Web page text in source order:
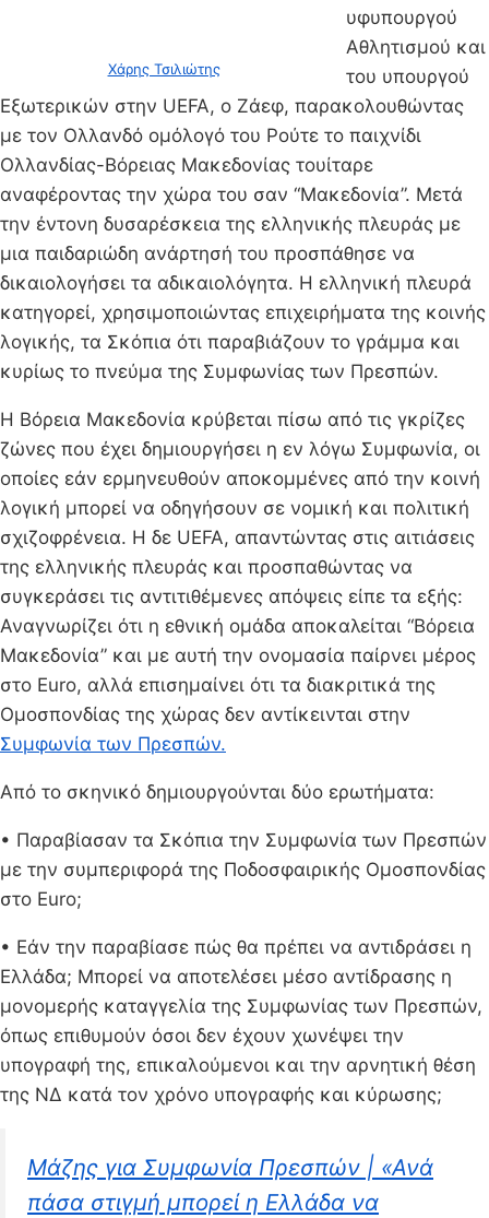
Χάρης Τσιλιώτης
υφυπουργού
Αθλητισμού και
του υπουργού
Εξωτερικών στην UEFA, ο Ζάεφ, παρακολουθώντας
με τον Ολλανδό ομόλογό του Ρούτε το παιχνίδι
Ολλανδίας-Βόρειας Μακεδονίας τουίταρε
αναφέροντας την χώρα του σαν “Μακεδονία”. Μετά
την έντονη δυσαρέσκεια της ελληνικής πλευράς με
μια παιδαριώδη ανάρτησή του προσπάθησε να
δικαιολογήσει τα αδικαιολόγητα. Η ελληνική πλευρά
κατηγορεί, χρησιμοποιώντας επιχειρήματα της κοινής
λογικής, τα Σκόπια ότι παραβιάζουν το γράμμα και
κυρίως το πνεύμα της Συμφωνίας των Πρεσπών.
Η Βόρεια Μακεδονία κρύβεται πίσω από τις γκρίζες
ζώνες που έχει δημιουργήσει η εν λόγω Συμφωνία, οι
οποίες εάν ερμηνευθούν αποκομμένες από την κοινή
λογική μπορεί να οδηγήσουν σε νομική και πολιτική
σχιζοφρένεια. Η δε UEFA, απαντώντας στις αιτιάσεις
της ελληνικής πλευράς και προσπαθώντας να
συγκεράσει τις αντιτιθέμενες απόψεις είπε τα εξής:
Αναγνωρίζει ότι η εθνική ομάδα αποκαλείται “Βόρεια
Μακεδονία” και με αυτή την ονομασία παίρνει μέρος
στο Euro, αλλά επισημαίνει ότι τα διακριτικά της
Ομοσπονδίας της χώρας δεν αντίκεινται στην
Συμφωνία των Πρεσπών.
Από το σκηνικό δημιουργούνται δύο ερωτήματα:
• Παραβίασαν τα Σκόπια την Συμφωνία των Πρεσπών
με την συμπεριφορά της Ποδοσφαιρικής Ομοσπονδίας
στο Euro;
• Εάν την παραβίασε πώς θα πρέπει να αντιδράσει η
Ελλάδα; Μπορεί να αποτελέσει μέσο αντίδρασης η
μονομερής καταγγελία της Συμφωνίας των Πρεσπών,
όπως επιθυμούν όσοι δεν έχουν χωνέψει την
υπογραφή της, επικαλούμενοι και την αρνητική θέση
της ΝΔ κατά τον χρόνο υπογραφής και κύρωσης;
Μάζης για Συμφωνία Πρεσπών | «Ανά
πάσα στιγμή μπορεί η Ελλάδα να